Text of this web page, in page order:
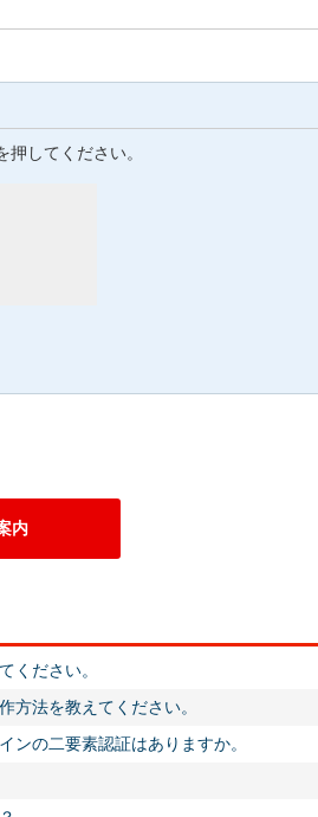
押してください。
内
ください。
方法を教えてください。
ンの二要素認証はありますか。